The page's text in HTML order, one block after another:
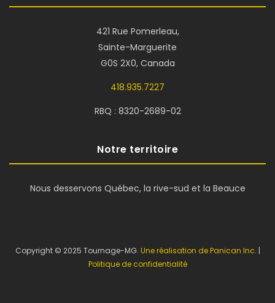
421 Rue Pomerleau,
Sainte-Marguerite
G0S 2X0, Canada
418.935.7227
RBQ : 8320-2689-02
Notre territoire
Nous desservons Québec, la rive-sud et la Beauce
Copyright © 2025 Tournage-MG. Une réalisation de Panican Inc. |
Politique de confidentialité